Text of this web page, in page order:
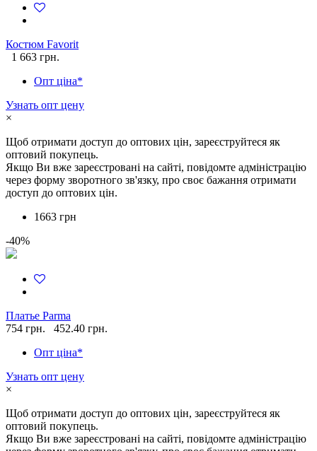
Костюм Favorit
1 663 грн.
Опт ціна*
Узнать опт цену
×
Щоб отримати доступ до оптових цін, зареєструйтеся як
оптовий покупець.
Якщо Ви вже зареєстровані на сайті, повідомте адміністрацію
через форму зворотного зв'язку, про своє бажання отримати
доступ до оптових цін.
1663 грн
-40%
Платье Parma
754 грн.
452.40 грн.
Опт ціна*
Узнать опт цену
×
Щоб отримати доступ до оптових цін, зареєструйтеся як
оптовий покупець.
Якщо Ви вже зареєстровані на сайті, повідомте адміністрацію